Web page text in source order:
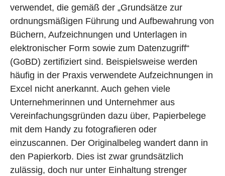
verwendet, die gemäß der „Grundsätze zur
ordnungsmäßigen Führung und Aufbewahrung von
Büchern, Aufzeichnungen und Unterlagen in
elektronischer Form sowie zum Datenzugriff“
(GoBD) zertifiziert sind. Beispielsweise werden
häufig in der Praxis verwendete Aufzeichnungen in
Excel nicht anerkannt. Auch gehen viele
Unternehmerinnen und Unternehmer aus
Vereinfachungsgründen dazu über, Papierbelege
mit dem Handy zu fotografieren oder
einzuscannen. Der Originalbeleg wandert dann in
den Papierkorb. Dies ist zwar grundsätzlich
zulässig, doch nur unter Einhaltung strenger